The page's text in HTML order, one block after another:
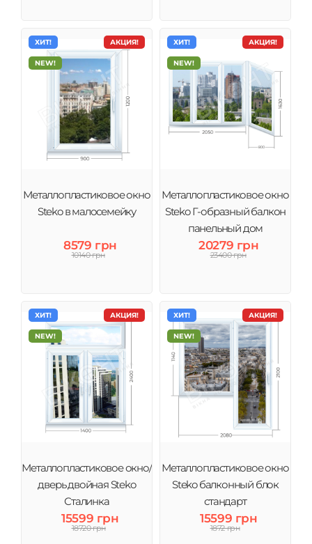
АКЦИЯ!
ХИТ!
NEW!
Металлопластиковое окно
Steko в малосемейку
8579 грн
10140 грн
АКЦИЯ!
ХИТ!
NEW!
Металлопластиковое окно
Steko Г-образный балкон
панельный дом
20279 грн
23400 грн
АКЦИЯ!
ХИТ!
NEW!
Металлопластиковое окно/
дверь двойная Steko
Сталинка
15599 грн
18720 грн
АКЦИЯ!
ХИТ!
NEW!
Металлопластиковое окно
Steko балконный блок
стандарт
15599 грн
1872 грн